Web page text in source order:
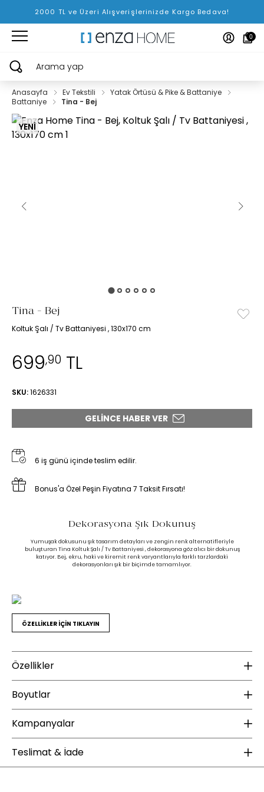
2000 TL ve Üzeri Alışverişlerinizde Kargo Bedava!
0
Arama yap
Anasayfa Ev Tekstili
Yatak Örtüsü & Pike & Battaniye
Battaniye
Tina - Bej
YENİ
Tina - Bej
Koltuk Şalı / Tv Battaniyesi , 130x170 cm
699,90 TL
SKU:1626331
GELINCE HABER VER
6 iş günü içinde teslim edilir.
Bonus'a Özel Peşin Fiyatına 7 Taksit Fırsatı!
Dekorasyona Şık Dokunuş
Yumuşak dokusunu şık tasarım detayları ve zengin renk alternatifleriyle
buluşturan Tina Koltuk Şalı / Tv Battaniyesi , dekorasyona göz alıcı bir dokunuş
katıyor. Bej, ekru, haki ve kiremit renk varyantlarıyla farklı tarzlardaki
dekorasyonları şık bir biçimde tamamlıyor.
ÖZELLİKLER İÇİN TIKLAYIN
Özellikler
Yıkama Talimatı :
30 derecede düşük devirde yıkanması
Kuru temizleme uygulanmamalıdır
Boyutlar
Yükseklik (mm) :
Kampanyalar
ÜCRETSİZ KARGO
Teslimat & İade